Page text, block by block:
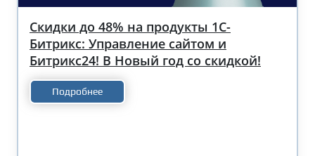
Скидки до 48% на продукты 1С-
Битрикс: Управление сайтом и
Битрикс24! В Новый год со скидкой!
Подробнее